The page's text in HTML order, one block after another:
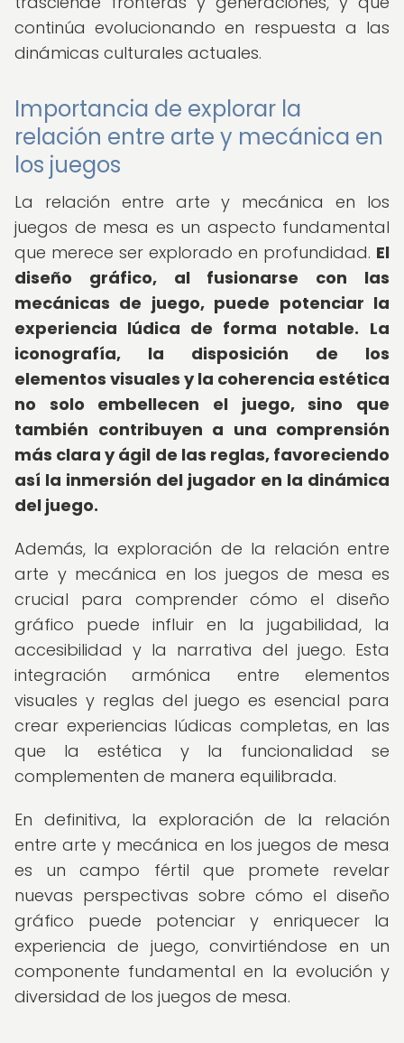
continúa evolucionando en respuesta a las
dinámicas culturales actuales.
Importancia de explorar la
relación entre arte y mecánica en
los juegos
La relación entre arte y mecánica en los
juegos de mesa es un aspecto fundamental
que merece ser explorado en profundidad. El
diseño gráfico, al fusionarse con las
mecánicas de juego, puede potenciar la
experiencia lúdica de forma notable. La
iconografía, la disposición de los
elementos visuales y la coherencia estética
no solo embellecen el juego, sino que
también contribuyen a una comprensión
más clara y ágil de las reglas, favoreciendo
así la inmersión del jugador en la dinámica
del juego.
Además, la exploración de la relación entre
arte y mecánica en los juegos de mesa es
crucial para comprender cómo el diseño
gráfico puede influir en la jugabilidad, la
accesibilidad y la narrativa del juego. Esta
integración armónica entre elementos
visuales y reglas del juego es esencial para
crear experiencias lúdicas completas, en las
que la estética y la funcionalidad se
complementen de manera equilibrada.
En definitiva, la exploración de la relación
entre arte y mecánica en los juegos de mesa
es un campo fértil que promete revelar
nuevas perspectivas sobre cómo el diseño
gráfico puede potenciar y enriquecer la
experiencia de juego, convirtiéndose en un
componente fundamental en la evolución y
diversidad de los juegos de mesa.